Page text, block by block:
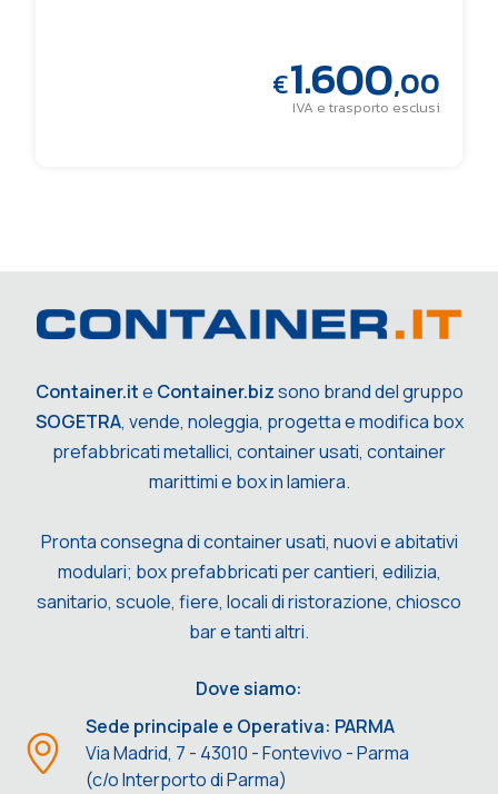
€1.600,00
IVA e trasporto esclusi
Container.ite Container.bizsono brand del gruppo
SOGETRA, vende, noleggia, progetta e modifica box
prefabbricati metallici, container usati, container
marittimi e box in lamiera.
Pronta consegna di container usati, nuovi e abitativi
modulari; box prefabbricati per cantieri, edilizia,
sanitario, scuole, fiere, locali di ristorazione, chiosco
bar e tanti altri.
Dove siamo:
Sede principale e Operativa: PARMA
Via Madrid, 7 - 43010 - Fontevivo - Parma
(c/o Interporto di Parma)